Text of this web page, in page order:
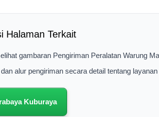
Halaman Terkait
gambaran Pengiriman Peralatan Warung
alur pengiriman secara detail tentang
Kuburaya